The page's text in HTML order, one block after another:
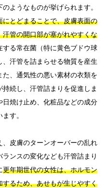
ようなものが挙げられます。
とどまることで、皮膚表面の
管の開口部が塞がれやすくな
する常在菌（特に黄色ブドウ球
汗管を詰まらせる物質を産生
、通気性の悪い素材の衣類を
続し、汗管詰まりを促進しま
焼け止め、化粧品などの成分
す。
皮膚のターンオーバーの乱れ
ンスの変化なども汗管詰まり
更年期世代の女性は、ホルモン
るため、あせもが生じやすく